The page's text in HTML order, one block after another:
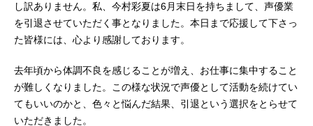
し訳ありません。私、今村彩夏は6月末日を持ちまして、声優業
を引退させていただく事となりました。本日まで応援して下さっ
た皆様には、心より感謝しております。
去年頃から体調不良を感じることが増え、お仕事に集中すること
が難しくなりました。この様な状況で声優として活動を続けてい
てもいいのかと、色々と悩んだ結果、引退という選択をとらせて
いただきました。